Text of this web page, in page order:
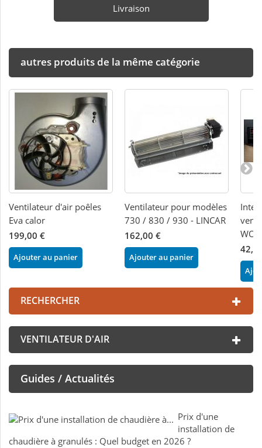
Livraison
autres produits de la même catégorie
Ventilateur d'air poêles
Eva calor
199,00 €
Ajouter au panier
Ventilateur pour modèles
730 / 830 / 930 - LINCAR
162,00 €
Ajouter au panier
RECHERCHER
VENTILATEUR D'AIR
Guides / Actualités
Prix d'une
installation de
chaudière à granulés : Quel budget en 2026 ?